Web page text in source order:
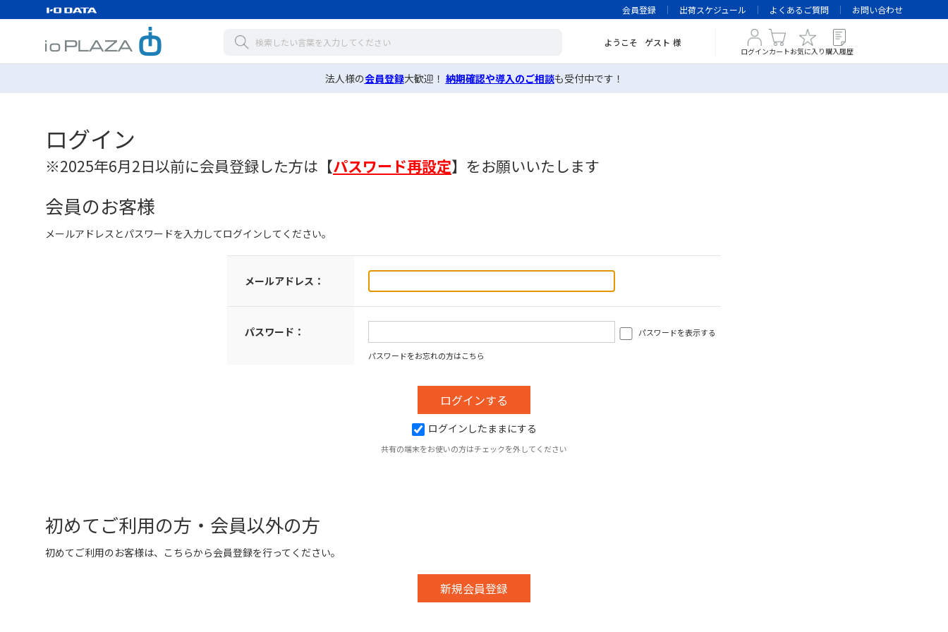
会員登録 出荷スケジュール よくあるご質問 お問い合わせ
ようこそ ゲスト 様
ログインカートお気に入り 購入履歴
法人様の会員登録大歓迎！ 納期確認や導入のご相談も受付中です！
ログイン
※2025年6月2日以前に会員登録した方は 【パスワード再設定】 をお願いいたします
会員のお客様
メールアドレスとパスワードを入力してログインしてください。
メールアドレス：
パスワード： パスワードを表示する
パスワードをお忘れの方はこちら
ログインしたままにする
共有の端末をお使いの方はチェックを外してください
初めてご利用の方・会員以外の方
初めてご利用のお客様は、こちらから会員登録を行ってください。